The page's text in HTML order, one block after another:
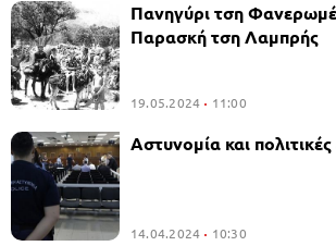
Πανηγύρι τση
Παρασκή τση Λαμπρής
19.05.2024 11:00
Αστυνομία και
14.04.2024 10:30